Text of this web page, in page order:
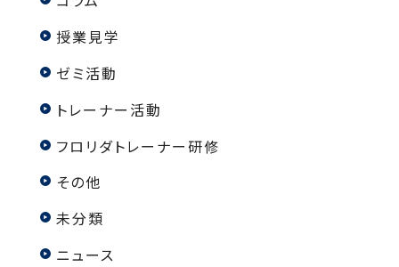
授業見学
ゼミ活動
トレーナー活動
フロリダトレーナー研修
その他
未分類
ニュース